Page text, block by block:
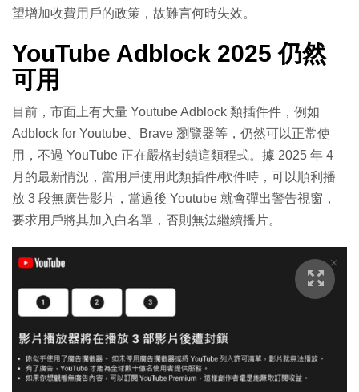
望增加收費用戶的政策，故難言何時失效。
YouTube Adblock 2025 仍然
可用
目前，市面上有大量 Youtube Adblock 類插件件，例如
Adblock for Youtube、Brave 瀏覽器等，仍然可以正常使
用，不過 YouTube 正在嚴格封鎖這類程式。據 2025 年 4
月的最新情況，當用戶使用此類插件/軟件時，可以順利播
放 3 段無廣告影片，當過後 Youtube 就會彈出警告視窗，
要求用戶將其加入白名單，否則無法繼續播片。